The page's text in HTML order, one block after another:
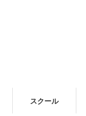
スクール